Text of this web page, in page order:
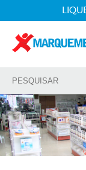
Nossos
Dicas
Fale Conosco